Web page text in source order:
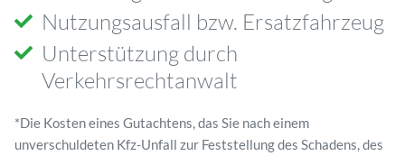
Nutzungsausfall bzw. Ersatzfahrzeug
Unterstützung durch
Verkehrsrechtanwalt
*Die Kosten eines Gutachtens, das Sie nach einem
unverschuldeten Kfz-Unfall zur Feststellung des Schadens, des